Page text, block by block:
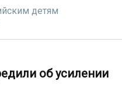
детям
об усилении